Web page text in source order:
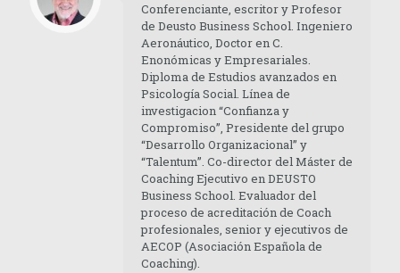
Conferenciante, escritor y Profesor
de Deusto Business School. Ingeniero
Aeronáutico, Doctor en C.
Enonómicas y Empresariales.
Diploma de Estudios avanzados en
Psicología Social. Línea de
investigacion “Confianza y
Compromiso”, Presidente del grupo
“Desarrollo Organizacional” y
“Talentum”. Co-director del Máster de
Coaching Ejecutivo en DEUSTO
Business School. Evaluador del
proceso de acreditación de Coach
profesionales, senior y ejecutivos de
AECOP (Asociación Española de
Coaching).